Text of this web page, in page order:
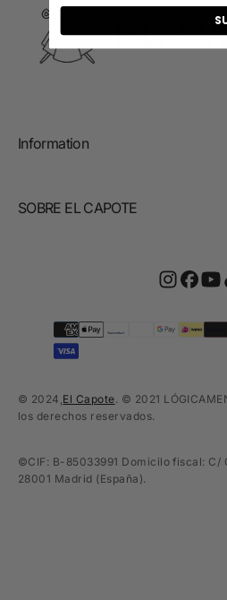
Information
SOBRE EL CAPOTE
Méthodes
© 2024, El Capote. © 2021
los derechos reservados.
©CIF: B-85033991 Domicilo fiscal: C/
28001 Madrid (España).